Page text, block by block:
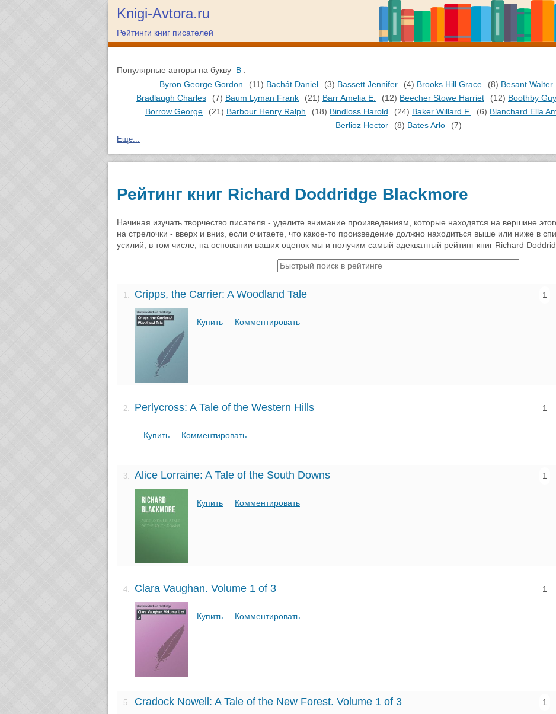
Knigi-Avtora.ru
Рейтинги книг писателей
Популярные авторы на букву B :
Byron George Gordon
(11) Bachát Daniel (3) Bassett Jennifer (4) Brooks Hill Grace (8) Besant Walter
Bradlaugh Charles
(7) Baum Lyman Frank (21) Barr Amelia E. (12) Beecher Stowe Harriet (12) Boothby Guy
Borrow George
(21) Barbour Henry Ralph (18) Bindloss Harold (24) Baker Willard F. (6) Blanchard Ella
Berlioz Hector
(8) Bates Arlo (7)
Еще...
Рейтинг книг Richard Doddridge Blackmore
Начиная изучать творчество писателя - уделите внимание произведениям, которые находятся на вершине
на стрелочки - вверх и вниз, если считаете, что какое-то произведение должно находиться выше или ниже в
усилий, в том числе, на основании ваших оценок мы и получим самый адекватный рейтинг книг Richard
1. Cripps, the Carrier: A Woodland Tale 1
Купить Комментировать
2. Perlycross: A Tale of the Western Hills 1
Купить Комментировать
3. Alice Lorraine: A Tale of the South Downs 1
Купить Комментировать
4. Clara Vaughan. Volume 1 of 3 1
Купить Комментировать
5. Cradock Nowell: A Tale of the New Forest. Volume 1 of 3 1